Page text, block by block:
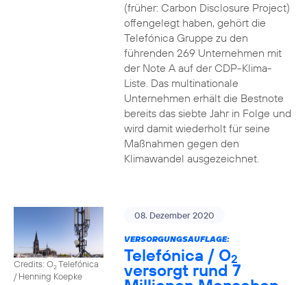
(früher: Carbon Disclosure Project)
offengelegt haben, gehört die
Telefónica Gruppe zu den
führenden 269 Unternehmen mit
der Note A auf der CDP-Klima-
Liste. Das multinationale
Unternehmen erhält die Bestnote
bereits das siebte Jahr in Folge und
wird damit wiederholt für seine
Maßnahmen gegen den
Klimawandel ausgezeichnet.
Credits: O2Telefónica
/ Henning Koepke
08. Dezember 2020
VERSORGUNGSAUFLAGE:
Telefónica / O2
versorgt rund 7